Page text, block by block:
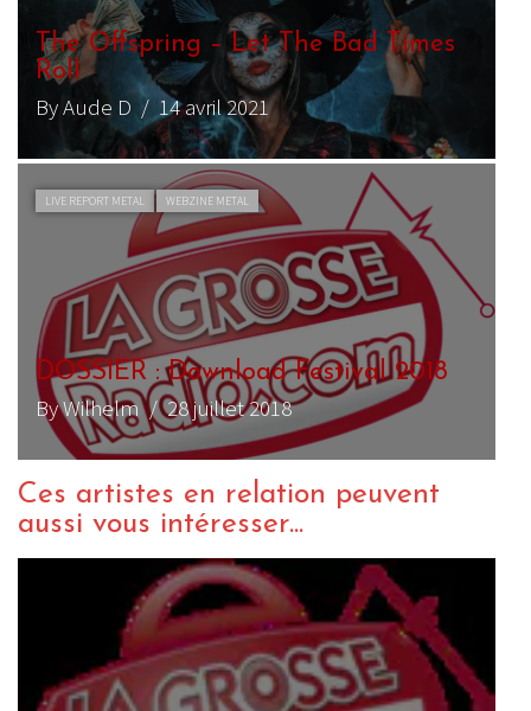
The Offspring – Let The Bad Times
Roll
By Aude D / 14 avril 2021
LIVE REPORT METAL WEBZINE METAL
DOSSIER : Download Festival 2018
By Wilhelm/ 28 juillet 2018
Ces artistes en relation peuvent
aussi vous intéresser...